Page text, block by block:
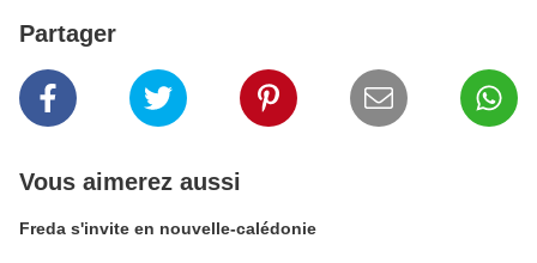
Partager
Vous aimerez aussi
Freda s'invite en nouvelle-calédonie